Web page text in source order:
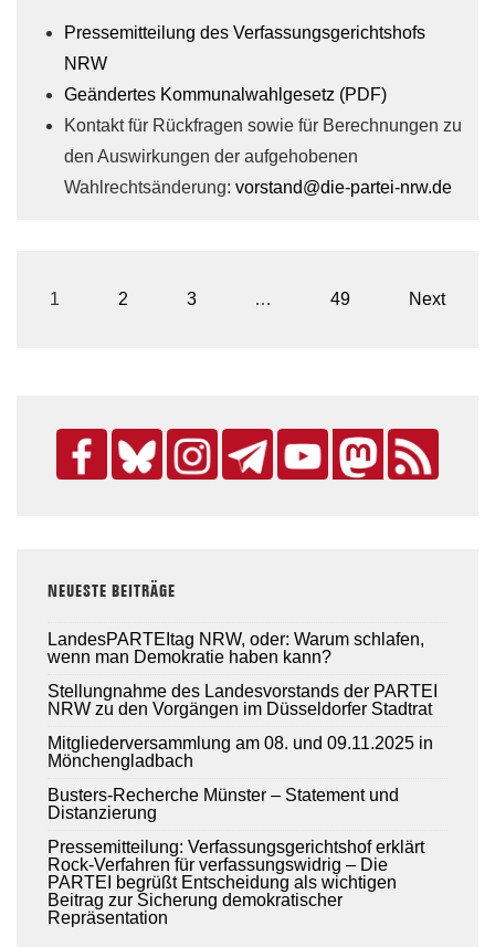
Pressemitteilung des Verfassungsgerichtshofs
NRW
Geändertes Kommunalwahlgesetz (PDF)
Kontakt für Rückfragen sowie für Berechnungen zu
den Auswirkungen der aufgehobenen
Wahlrechtsänderung: vorstand@die-partei-nrw.de
Seitennummerierung
1 2 3 … 49 Next
NEUESTE BEITRÄGE
LandesPARTEItag NRW, oder: Warum schlafen,
wenn man Demokratie haben kann?
Stellungnahme des Landesvorstands der PARTEI
NRW zu den Vorgängen im Düsseldorfer Stadtrat
Mitgliederversammlung am 08. und 09.11.2025 in
Mönchengladbach
Busters-Recherche Münster – Statement und
Distanzierung
Pressemitteilung: Verfassungsgerichtshof erklärt
Rock-Verfahren für verfassungswidrig – Die
PARTEI begrüßt Entscheidung als wichtigen
Beitrag zur Sicherung demokratischer
Repräsentation